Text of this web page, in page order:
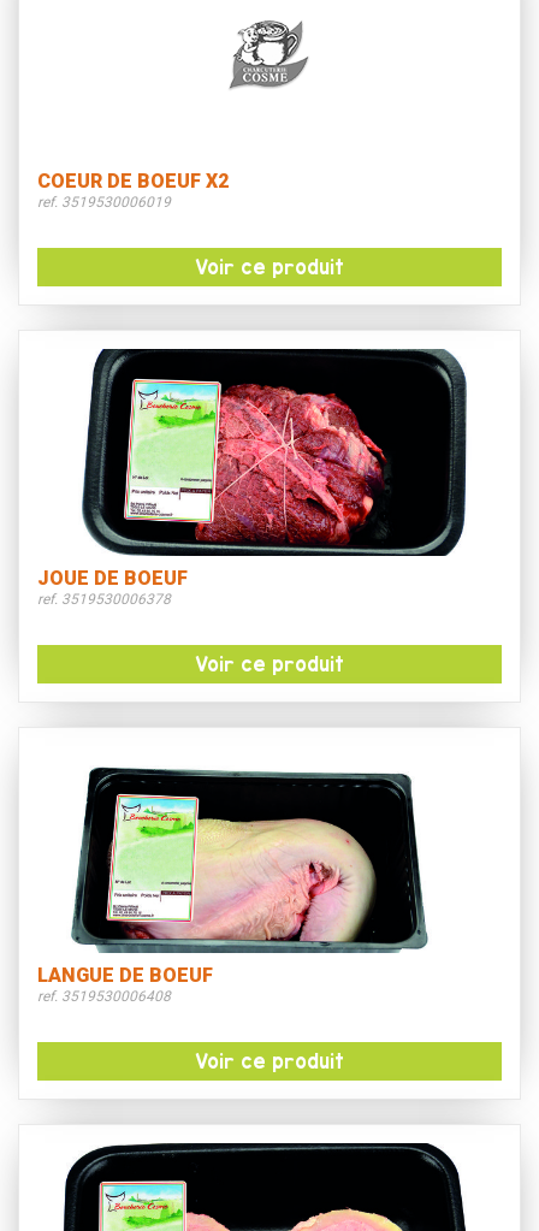
COEUR DE BOEUF X2
ref. 3519530006019
Voir ce produit
JOUE DE BOEUF
ref. 3519530006378
Voir ce produit
LANGUE DE BOEUF
ref. 3519530006408
Voir ce produit